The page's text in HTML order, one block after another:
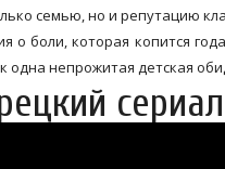
семью, но и репутацию
о боли, которая копится
одна непрожитая детская